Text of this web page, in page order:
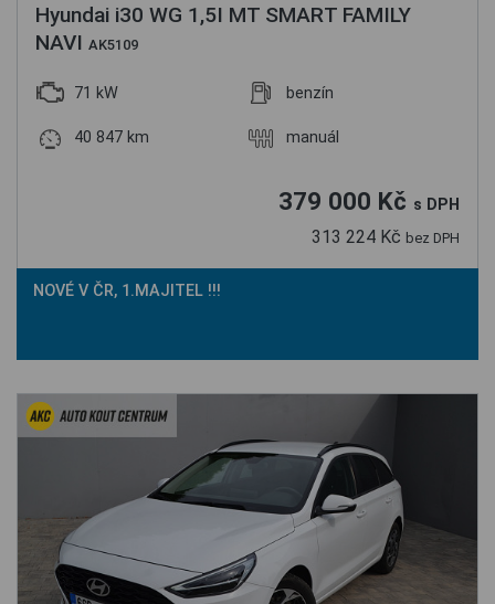
Hyundai i30 WG 1,5I MT SMART FAMILY
NAVI AK5109
71 kW benzín
40 847 km manuál
379 000 Kč s DPH
313 224 Kč bez DPH
NOVÉ V ČR, 1.MAJITEL !!!